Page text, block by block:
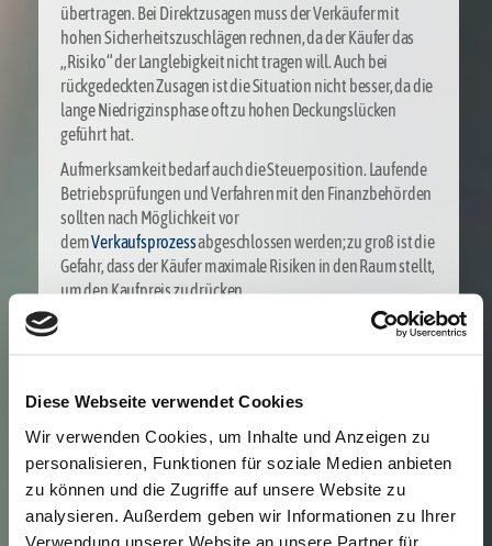
Diese Webseite verwendet Cookies
Wir verwenden Cookies, um Inhalte und Anzeigen zu
personalisieren, Funktionen für soziale Medien anbieten
zu können und die Zugriffe auf unsere Website zu
analysieren. Außerdem geben wir Informationen zu Ihrer
Verwendung unserer Website an unsere Partner für
übertragen. Bei Direktzusagen muss der Verkäufer mit
hohen Sicherheitszuschlägen rechnen, da der Käufer das
„Risiko“ der Langlebigkeit nicht tragen will. Auch bei
rückgedeckten Zusagen ist die Situation nicht besser, da die
lange Niedrigzinsphase oft zu hohen Deckungslücken
geführt hat.
Aufmerksamkeit bedarf auch die Steuerposition. Laufende
Betriebsprüfungen und Verfahren mit den Finanzbehörden
sollten nach Möglichkeit vor
demVerkaufsprozessabgeschlossen werden; zu groß ist die
Gefahr, dass der Käufer maximale Risiken in den Raum stellt,
um den Kaufpreis zu drücken.
Auch in diesen Bereich fällt die Analyse steuerlicher
Mietverträge, Firmen-Pkws) und die Ausgestaltung des
Vergütungsbestandteile, Altersversorgung) die Klassiker.
Solche Konstrukte ziehen nicht nur steuerliche Risiken nach
sich, sondern vermindern mit dem Ergebnis auch den
Kaufpreis. In größeren Unternehmen wird hingegen eher